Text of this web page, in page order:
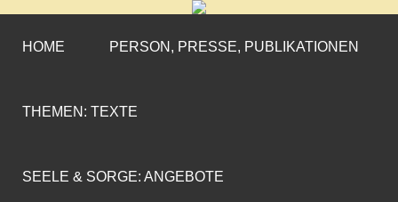
CORNELIA COENEN-
MARX
»ENGAGEMENT MIT PROFIL«
HOME PERSON, PRESSE, PUBLIKATIONEN
THEMEN: TEXTE
SEELE & SORGE: ANGEBOTE